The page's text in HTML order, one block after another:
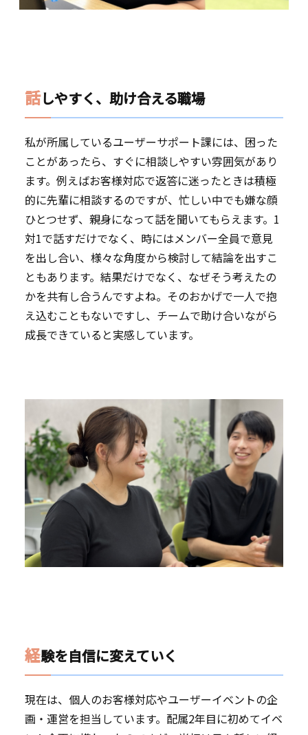
話しやすく、助け合える職場
私が所属しているユーザーサポート課には、困った
ことがあったら、すぐに相談しやすい雰囲気があり
ます。例えばお客様対応で返答に迷ったときは積極
的に先輩に相談するのですが、忙しい中でも嫌な顔
ひとつせず、親身になって話を聞いてもらえます。1
対1で話すだけでなく、時にはメンバー全員で意見
を出し合い、様々な角度から検討して結論を出すこ
ともあります。結果だけでなく、なぜそう考えたの
かを共有し合うんですよね。そのおかげで一人で抱
え込むこともないですし、チームで助け合いながら
成長できていると実感しています。
経験を自信に変えていく
現在は、個人のお客様対応やユーザーイベントの企
画・運営を担当しています。配属2年目に初めてイベ